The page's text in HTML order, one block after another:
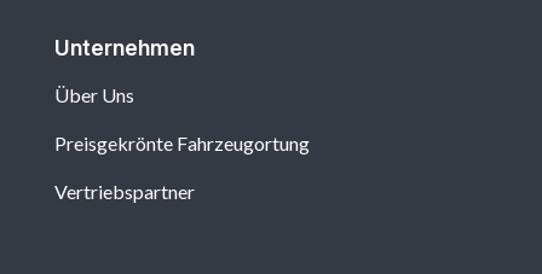
Unternehmen
Über Uns
Preisgekrönte Fahrzeugortung
Vertriebspartner